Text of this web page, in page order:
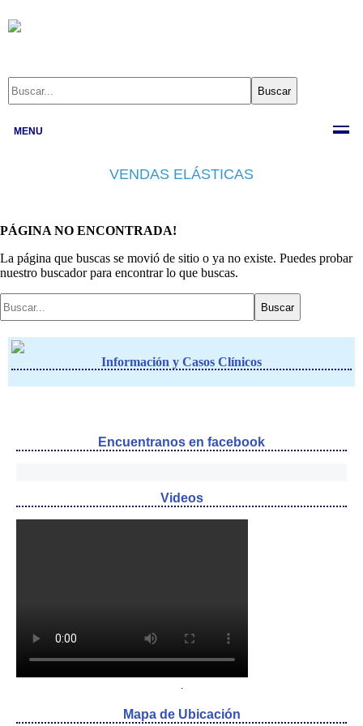
MENU
VENDAS ELÁSTICAS
PÁGINA NO ENCONTRADA!
La página que buscas se movió de sitio o ya no existe. Puedes probar
nuestro buscador para encontrar lo que buscas.
Información y Casos Clínicos
Encuentranos en facebook
Videos
Mapa de Ubicación